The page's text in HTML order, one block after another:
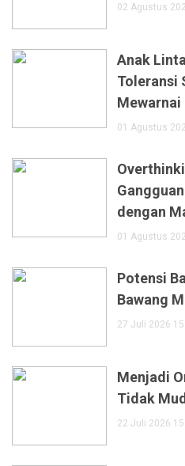
02 Agustus
Anak
Toleransi
Mewarnai
01 Agustus
dengan
01 Agustus
Potensi
Bawang
27 Juli 2026
Menjadi
Tidak
22 Juli 2026